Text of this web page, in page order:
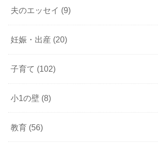
夫のエッセイ (9)
妊娠・出産 (20)
子育て (102)
小1の壁 (8)
教育 (56)